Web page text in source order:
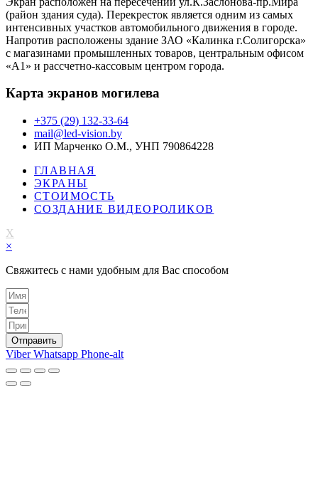
(район здания суда). Перекресток является одним из самых
интенсивных участков автомобильного движения в городе.
Напротив расположены здание ЗАО «Калинка г.Солигорска»
с магазинами промышленных товаров, центральным офисом
«А1» и рассчетно-кассовым центром города.
Карта экранов могилева
+375 (29) 132-33-64
mail@led-vision.by
ИП Марченко О.М., УНП 790864228
ГЛАВНАЯ
ЭКРАНЫ
СТОИМОСТЬ
СОЗДАНИЕ ВИДЕОРОЛИКОВ
X
×
Свяжитесь с нами удобным для Вас способом
Отправить
Viber Whatsapp Phone-alt